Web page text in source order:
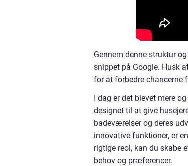
Gennem denne struktur
snippet på Google. Husk
for at forbedre chancerne
I dag er det blevet mere
designet til at give
badeværelser og deres
innovative funktioner, er
rigtige reol, kan du skabe
behov og præferencer.